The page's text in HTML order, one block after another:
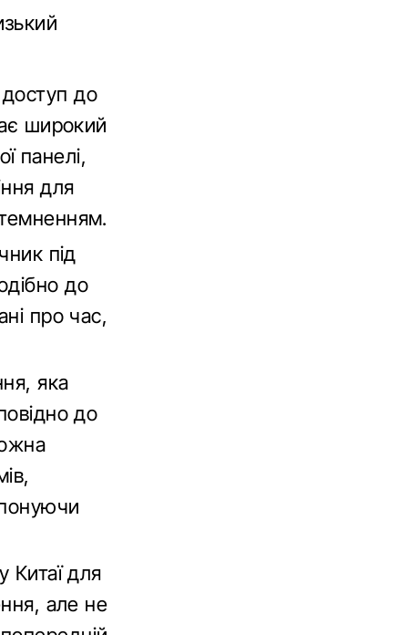
до
широкий
панелі,
для
під
до
про час,
яка
до
Китаї для
але не